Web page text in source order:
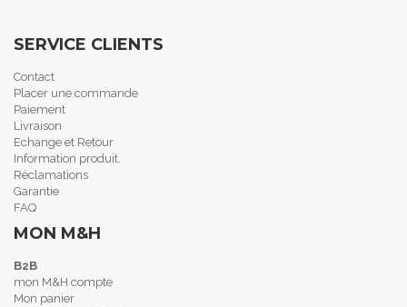
SERVICE CLIENTS
Contact
Placer une commande
Paiement
Livraison
Echange et Retour
Information produit.
Réclamations
Garantie
FAQ
MON M&H
B2B
mon M&H compte
Mon panier